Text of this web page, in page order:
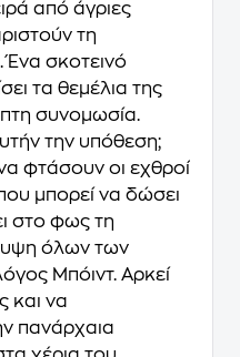
από άγριες
τη
σκοτεινό
τα θεμέλια της
συνομωσία.
την υπόθεση;
φτάσουν οι εχθροί
μπορεί να δώσει
στο φως τη
όλων των
Μπόιντ. Αρκεί
και να
πανάρχαια